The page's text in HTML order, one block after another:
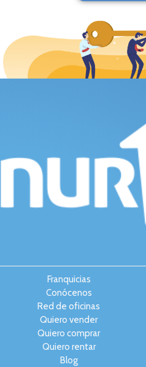
Franquicias
Conócenos
Red de oficinas
Quiero vender
Quiero comprar
Quiero rentar
Blog